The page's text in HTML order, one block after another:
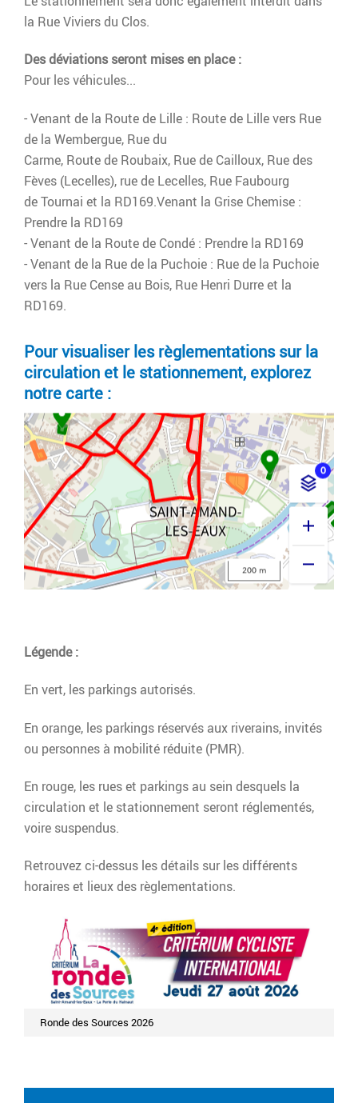
la Rue Viviers du Clos.
Des déviations seront mises en place :
Pour les véhicules...
- Venant de la Route de Lille : Route de Lille vers Rue
de la Wembergue, Rue du
Carme, Route de Roubaix, Rue de Cailloux, Rue des
Fèves (Lecelles), rue de Lecelles, Rue Faubourg
de Tournai et la RD169.Venant la Grise Chemise :
Prendre la RD169
- Venant de la Route de Condé : Prendre la RD169
- Venant de la Rue de la Puchoie : Rue de la Puchoie
vers la Rue Cense au Bois, Rue Henri Durre et la
RD169.
Pour visualiser les règlementations sur la
circulation et le stationnement, explorez
notre carte :
Légende :
En vert, les parkings autorisés.
En orange, les parkings réservés aux riverains, invités
ou personnes à mobilité réduite (PMR).
En rouge, les rues et parkings au sein desquels la
circulation et le stationnement seront réglementés,
voire suspendus.
Retrouvez ci-dessus les détails sur les différents
horaires et lieux des règlementations.
Ronde des Sources 2026